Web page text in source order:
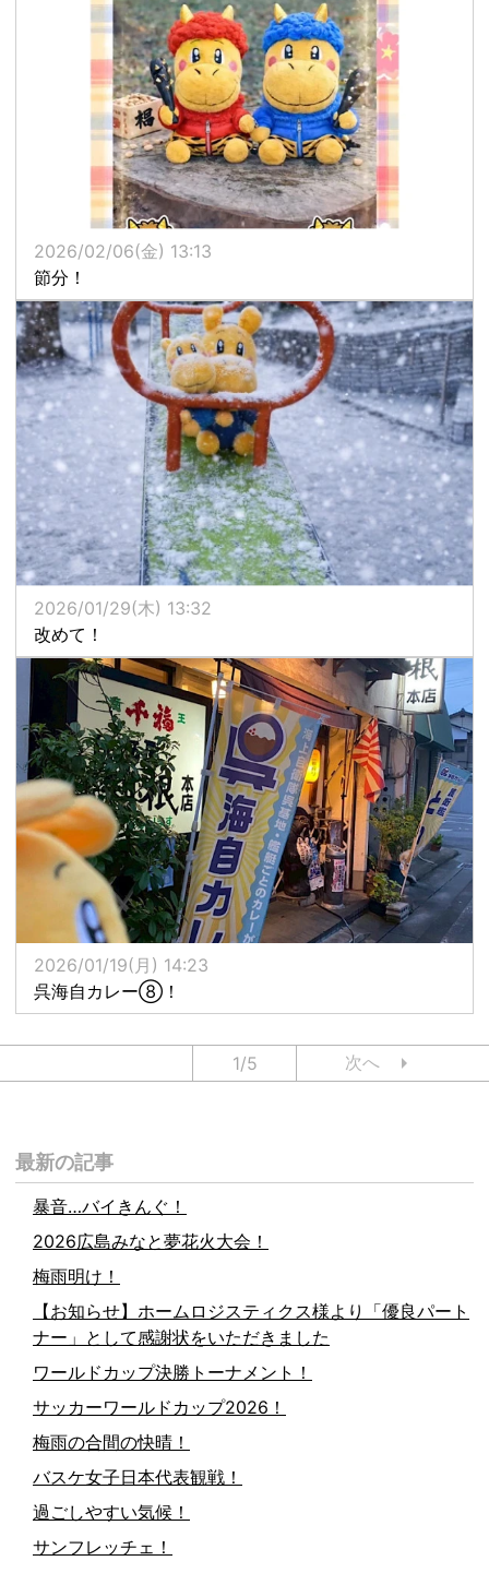
2026/02/06(金) 13:13
節分！
2026/01/29(木) 13:32
改めて！
2026/01/19(月) 14:23
呉海自カレー⑧！
1/5 次へ
最新の記事
暴音…バイきんぐ！
2026広島みなと夢花火大会！
梅雨明け！
【お知らせ】ホームロジスティクス様より「優良パート
ナー」として感謝状をいただきました
ワールドカップ決勝トーナメント！
サッカーワールドカップ2026！
梅雨の合間の快晴！
バスケ女子日本代表観戦！
過ごしやすい気候！
サンフレッチェ！